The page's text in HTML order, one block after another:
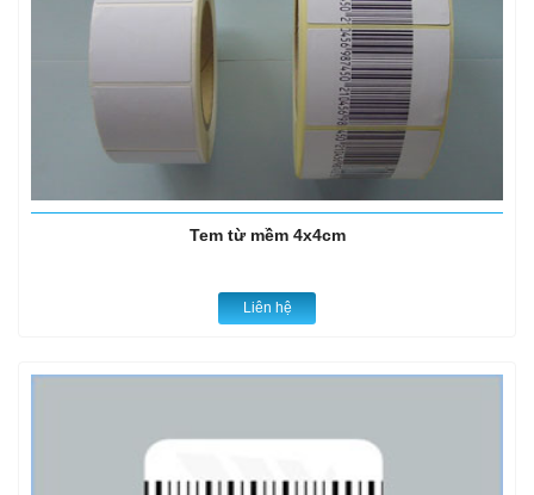
Tem từ mềm 4x4cm
Liên hệ